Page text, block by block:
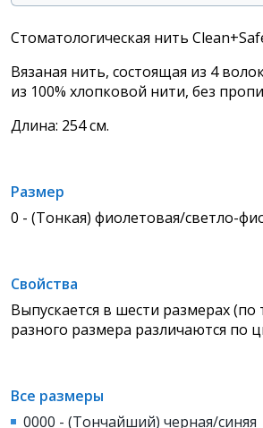
Стоматологическая нить
Вязаная нить, состоящая из 4
из 100% хлопковой нити, без
Длина: 254 см.
Размер
0 - (Тонкая) фиолетовая/светло-
Свойства
Выпускается в шести размерах
разного размера различаются по
Все размеры
0000 - (Тончайший) черная/синяя